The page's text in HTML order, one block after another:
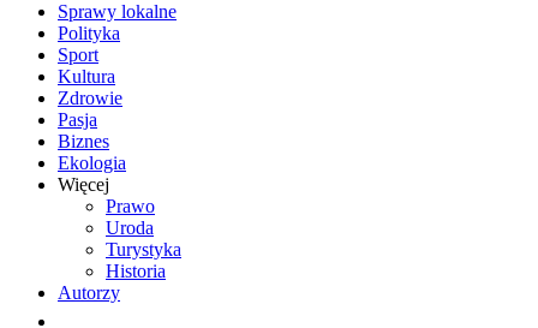
Sprawy lokalne
Polityka
Sport
Kultura
Zdrowie
Pasja
Biznes
Ekologia
Więcej
Prawo
Uroda
Turystyka
Historia
Autorzy